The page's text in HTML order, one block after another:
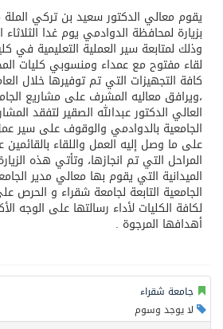
يقوم معالي الدكتور سعيد بن تركي
وذلك لمتابعة سير العملية التعليمية في
لقاء مفتوح مع عمداء ومنسوبي كليات
كافة التجهيزات التي تم توفيرها خلال
،ويرافق معاليه المشرف على مشاريع
العالي الدكتور عبدالله الصقير لتفقد
الجامعية بالدوادمي والوقوف على سير
على ما وصل إليه العمل واللقاء
المراحل التي تم انجازها، وتأتي هذه
الميدانية التي يقوم بها معالي مدير
الجامعية التابعة لجامعة شقراء و الحرص
لكافة الكليات لأداء رسالتها على الوجه
أهدافها المرجوة .
جامعة شقراء
لا يوجد وسوم